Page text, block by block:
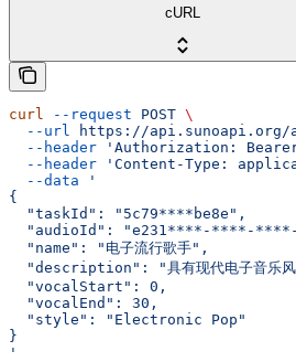
cURL
curl --request POST \
  --url
https://api.sunoapi.org/
  --header
'Authorization:
  --header
'Content-Type:
  --data
'
{
  "taskId": "5c79****be8e",
"audioId": "e231****-****-
  "name": "电子流行歌手",
"description": "具有现代电子音乐风
  "vocalStart": 0,
  "vocalEnd": 30,
  "style": "Electronic Pop"
}
'